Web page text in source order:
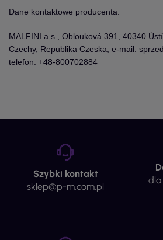
Dane kontaktowe producenta:
MALFINI a.s., Oblouková 391, 40340
Czechy, Republika Czeska, e-mail:
telefon: +48-800702884
Szybki kontakt
sklep@p-m.com.pl